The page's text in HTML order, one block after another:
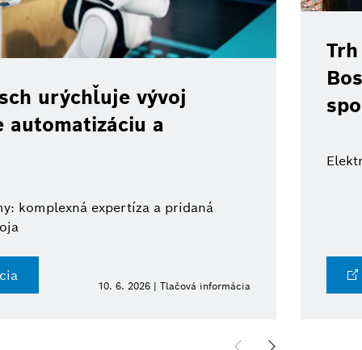
urýchľuje vývoj
a
komplexná expertíza a pridaná
10. 6. 2026 | Tlačová informácia